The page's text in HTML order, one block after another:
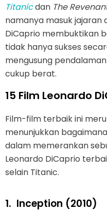
Titanicdan The
namanya masuk jajaran
DiCaprio membuktikan
tidak hanya sukses
mengusung
cukup berat.
15 Film Leonardo
Film-film terbaik ini
menunjukkan
dalam memerankan
Leonardo DiCaprio
selain Titanic.
1. Inception (2010)